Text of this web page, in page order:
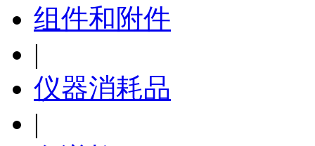
组件和附件
|
仪器消耗品
|